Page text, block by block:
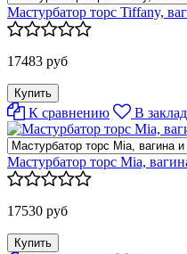
Мастурбатор торс Tiffany,
17483 руб
К сравнению В
Мастурбатор торс Mia,
17530 руб